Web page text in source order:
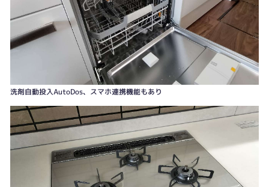
洗剤自動投入AutoDos、スマホ連携機能もあり